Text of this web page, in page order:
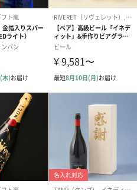
ダルロリポップ
ード（コーラ味)
円）
今治タオルケ
ンドタオル・
タオル）（
短のお届け可能日が通常より